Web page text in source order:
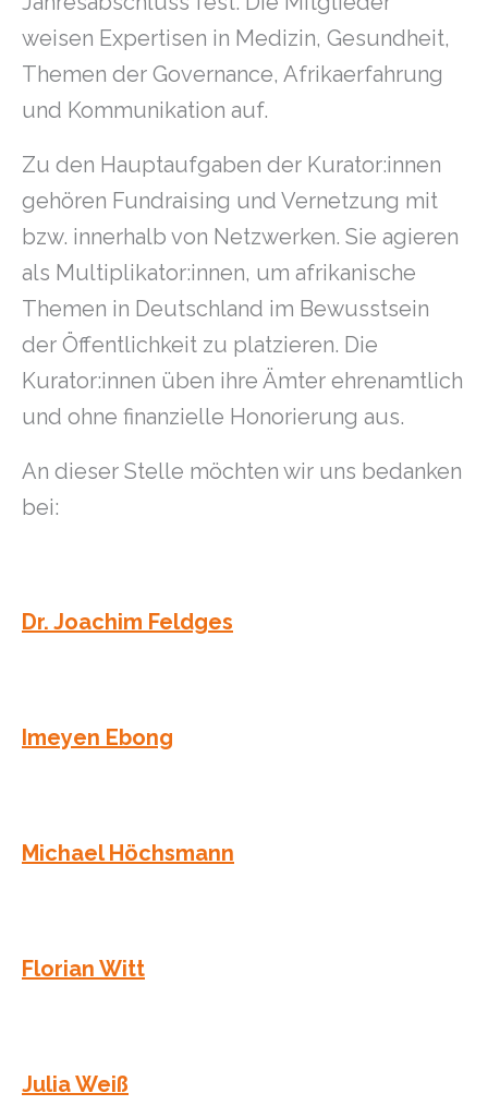
weisen Expertisen in Medizin, Gesundheit,
Themen der Governance, Afrikaerfahrung
und Kommunikation auf.
Zu den Hauptaufgaben der Kurator:innen
gehören Fundraising und Vernetzung mit
bzw. innerhalb von Netzwerken. Sie agieren
als Multiplikator:innen, um afrikanische
Themen in Deutschland im Bewusstsein
der Öffentlichkeit zu platzieren. Die
Kurator:innen üben ihre Ämter ehrenamtlich
und ohne finanzielle Honorierung aus.
An dieser Stelle möchten wir uns bedanken
bei:
Dr. Joachim Feldges
Imeyen Ebong
Michael Höchsmann
Florian Witt
Julia Weiß